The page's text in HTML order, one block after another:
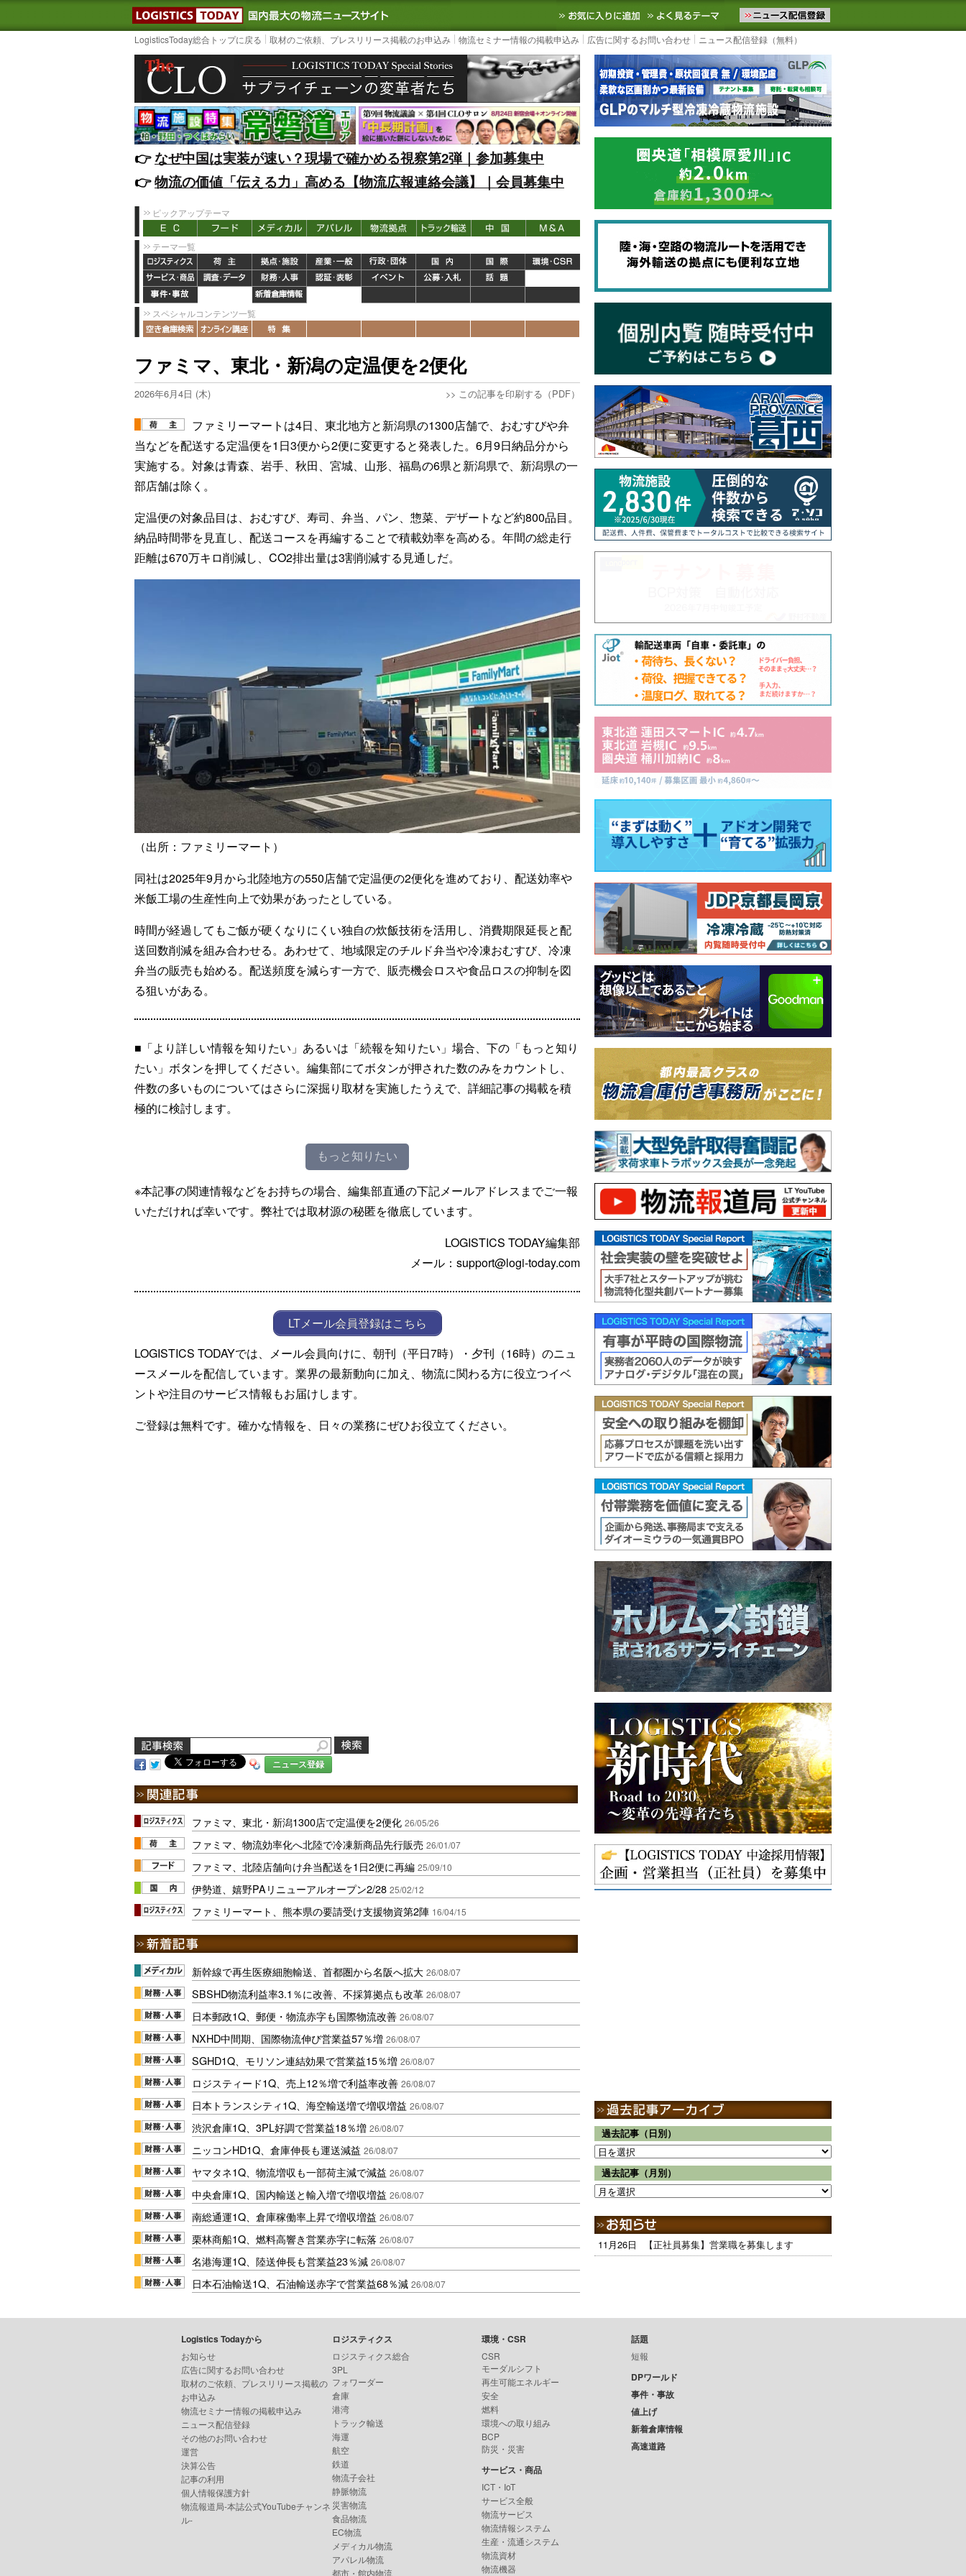
LOGISTICS TODAY｜国内最大の物流ニュースサイト3PL, SCMなど国内外の最新の物流ニュースをお届けします。物流ニュースメール配信を登録す
お気に入りに追加 よく見るテーマ
LogisticsToday総合トップに戻る 取材のご依頼、プレスリリース掲載のお申込み 物流セミナー情報の掲載申込み 広告に関するお問い合わせ ニュース配信登録（無料）
👉️なぜ中国は実装が速い？現場で確かめる視察第2弾｜参加募集中
👉️物流の価値「伝える力」高める【物流広報連絡会議】｜会員募集中
ピックアップテーマ
テーマ一覧
スペシャルコンテンツ一覧
ファミマ、東北・新潟の定温便を2便化
2026年6月4日 (木) >> この記事を印刷する（PDF）
ファミリーマートは4日、東北地方と新潟県の1300店舗で、おむすびや弁
当などを配送する定温便を1日3便から2便に変更すると発表した。6月9日納品分から
実施する。対象は青森、岩手、秋田、宮城、山形、福島の6県と新潟県で、新潟県の一
部店舗は除く。
定温便の対象品目は、おむすび、寿司、弁当、パン、惣菜、デザートなど約800品目。
納品時間帯を見直し、配送コースを再編することで積載効率を高める。年間の総走行
距離は670万キロ削減し、CO2排出量は3割削減する見通しだ。
（出所：ファミリーマート）
同社は2025年9月から北陸地方の550店舗で定温便の2便化を進めており、配送効率や
米飯工場の生産性向上で効果があったとしている。
時間が経過してもご飯が硬くなりにくい独自の炊飯技術を活用し、消費期限延長と配
送回数削減を組み合わせる。あわせて、地域限定のチルド弁当や冷凍おむすび、冷凍
弁当の販売も始める。配送頻度を減らす一方で、販売機会ロスや食品ロスの抑制を図
る狙いがある。
■「より詳しい情報を知りたい」あるいは「続報を知りたい」場合、下の「もっと知り
たい」ボタンを押してください。編集部にてボタンが押された数のみをカウントし、
件数の多いものについてはさらに深掘り取材を実施したうえで、詳細記事の掲載を積
極的に検討します。
もっと知りたい
※本記事の関連情報などをお持ちの場合、編集部直通の下記メールアドレスまでご一報
いただければ幸いです。弊社では取材源の秘匿を徹底しています。
LOGISTICS TODAY編集部
メール：support@logi-today.com
LTメール会員登録はこちら
LOGISTICS TODAYでは、メール会員向けに、朝刊（平日7時）・夕刊（16時）のニュ
ースメールを配信しています。業界の最新動向に加え、物流に関わる方に役立つイベ
ントや注目のサービス情報もお届けします。
ご登録は無料です。確かな情報を、日々の業務にぜひお役立てください。
ニュース登録
ファミマ、東北・新潟1300店で定温便を2便化 26/05/26
ファミマ、物流効率化へ北陸で冷凍新商品先行販売 26/01/07
ファミマ、北陸店舗向け弁当配送を1日2便に再編 25/09/10
伊勢道、嬉野PAリニューアルオープン2/28 25/02/12
ファミリーマート、熊本県の要請受け支援物資第2陣 16/04/15
新幹線で再生医療細胞輸送、首都圏から名阪へ拡大 26/08/07
SBSHD物流利益率3.1％に改善、不採算拠点も改革 26/08/07
日本郵政1Q、郵便・物流赤字も国際物流改善 26/08/07
NXHD中間期、国際物流伸び営業益57％増 26/08/07
SGHD1Q、モリソン連結効果で営業益15％増 26/08/07
ロジスティード1Q、売上12％増で利益率改善 26/08/07
日本トランスシティ1Q、海空輸送増で増収増益 26/08/07
渋沢倉庫1Q、3PL好調で営業益18％増 26/08/07
ニッコンHD1Q、倉庫伸長も運送減益 26/08/07
ヤマタネ1Q、物流増収も一部荷主減で減益 26/08/07
中央倉庫1Q、国内輸送と輸入増で増収増益 26/08/07
南総通運1Q、倉庫稼働率上昇で増収増益 26/08/07
栗林商船1Q、燃料高響き営業赤字に転落 26/08/07
名港海運1Q、陸送伸長も営業益23％減 26/08/07
日本石油輸送1Q、石油輸送赤字で営業益68％減 26/08/07
過去記事（日別）
過去記事（月別）
11月26日 【正社員募集】営業職を募集します
Logistics Todayから
お知らせ
広告に関するお問い合わせ
取材のご依頼、プレスリリース掲載の
お申込み
物流セミナー情報の掲載申込み
ニュース配信登録
その他のお問い合わせ
運営
決算公告
記事の利用
個人情報保護方針
物流報道局-本誌公式YouTubeチャンネ
ル-
ロジスティクス
ロジスティクス総合
3PL
フォワーダー
倉庫
港湾
トラック輸送
海運
航空
鉄道
物流子会社
静脈物流
災害物流
食品物流
EC物流
メディカル物流
アパレル物流
都市・館内物流
環境・CSR
CSR
モーダルシフト
再生可能エネルギー
安全
燃料
環境への取り組み
BCP
防災・災害
サービス・商品
ICT・IoT
サービス全般
物流サービス
物流情報システム
生産・流通システム
物流資材
物流機器
話題
短報
DPワールド
事件・事故
値上げ
新着倉庫情報
高速道路